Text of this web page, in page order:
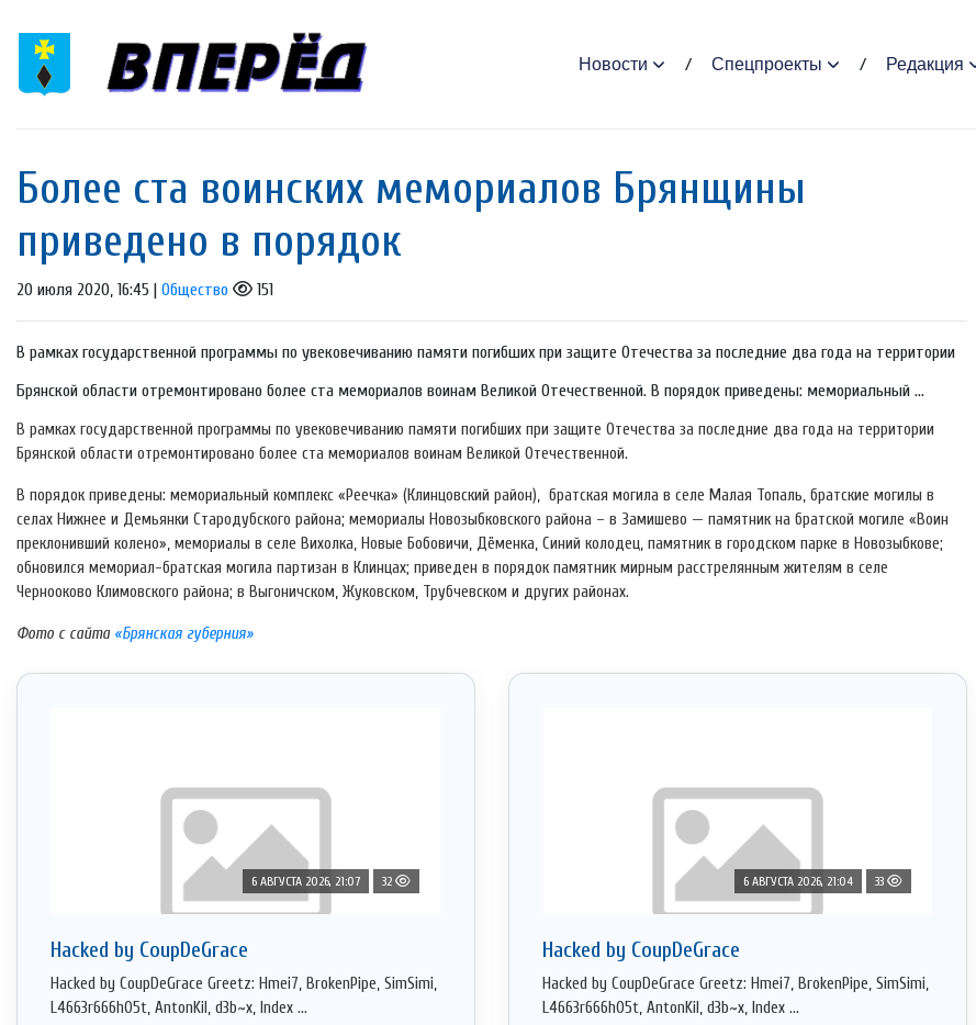
Новости Спецпроекты Редакция
Более ста воинских мемориалов Брянщины
приведено в порядок
20 июля 2020, 16:45 | Общество 151
В рамках государственной программы по увековечиванию памяти погибших при защите Отечества за последние два года на территории
Брянской области отремонтировано более ста мемориалов воинам Великой Отечественной. В порядок приведены: мемориальный ...
В рамках государственной программы по увековечиванию памяти погибших при защите Отечества за последние два года на территории
Брянской области отремонтировано более ста мемориалов воинам Великой Отечественной.
В порядок приведены: мемориальный комплекс «Реечка» (Клинцовский район), братская могила в селе Малая Топаль, братские могилы в
селах Нижнее и Демьянки Стародубского района; мемориалы Новозыбковского района – в Замишево — памятник на братской могиле «Воин
преклонивший колено», мемориалы в селе Вихолка, Новые Бобовичи, Дёменка, Синий колодец, памятник в городском парке в Новозыбкове;
обновился мемориал-братская могила партизан в Клинцах; приведен в порядок памятник мирным расстрелянным жителям в селе
Чернооково Климовского района; в Выгоничском, Жуковском, Трубчевском и других районах.
Фото с сайта «Брянская губерния»
6 АВГУСТА 2026, 21:07 32
Hacked by CoupDeGrace
Hacked by CoupDeGrace Greetz: Hmei7, BrokenPipe, SimSimi,
L4663r666h05t, AntonKil, d3b~x, Index ...
6 АВГУСТА 2026, 21:04 33
Hacked by CoupDeGrace
Hacked by CoupDeGrace Greetz: Hmei7, BrokenPipe, SimSimi,
L4663r666h05t, AntonKil, d3b~x, Index ...